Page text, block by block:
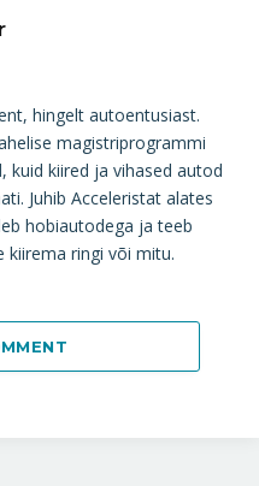
hingelt autoentusiast.
magistriprogrammi
kuid kiired ja vihased autod
Juhib Acceleristat alates
hobiautodega ja teeb
kiirema ringi või mitu.